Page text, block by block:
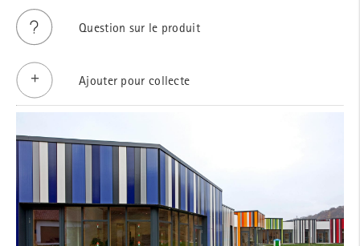
Question sur le produit
Ajouter pour collecte